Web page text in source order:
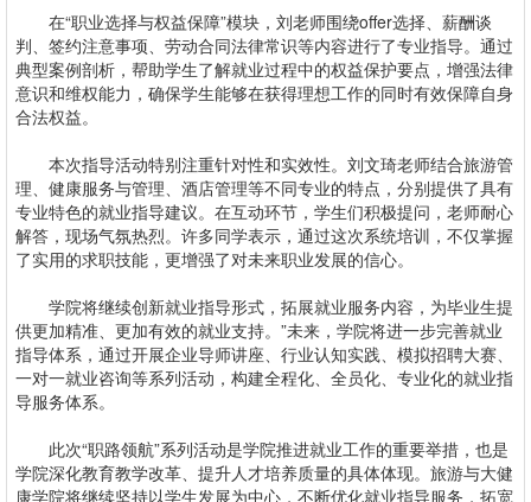
在“职业选择与权益保障”模块，刘老师围绕offer选择、薪酬谈
判、签约注意事项、劳动合同法律常识等内容进行了专业指导。通过
典型案例剖析，帮助学生了解就业过程中的权益保护要点，增强法律
意识和维权能力，确保学生能够在获得理想工作的同时有效保障自身
合法权益。
本次指导活动特别注重针对性和实效性。刘文琦老师结合旅游管
理、健康服务与管理、酒店管理等不同专业的特点，分别提供了具有
专业特色的就业指导建议。在互动环节，学生们积极提问，老师耐心
解答，现场气氛热烈。许多同学表示，通过这次系统培训，不仅掌握
了实用的求职技能，更增强了对未来职业发展的信心。
学院将继续创新就业指导形式，拓展就业服务内容，为毕业生提
供更加精准、更加有效的就业支持。”未来，学院将进一步完善就业
指导体系，通过开展企业导师讲座、行业认知实践、模拟招聘大赛、
一对一就业咨询等系列活动，构建全程化、全员化、专业化的就业指
导服务体系。
此次“职路领航”系列活动是学院推进就业工作的重要举措，也是
学院深化教育教学改革、提升人才培养质量的具体体现。旅游与大健
康学院将继续坚持以学生发展为中心，不断优化就业指导服务，拓宽